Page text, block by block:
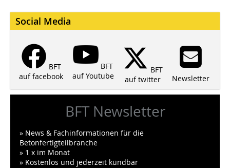
Social Media
BFT
auf facebook
BFT
auf Youtube
BFT
auf twitter
Newsletter
BFT Newsletter
» News & Fachinformationen für die
Betonfertigteilbranche
» 1 x im Monat
» Kostenlos und jederzeit kündbar